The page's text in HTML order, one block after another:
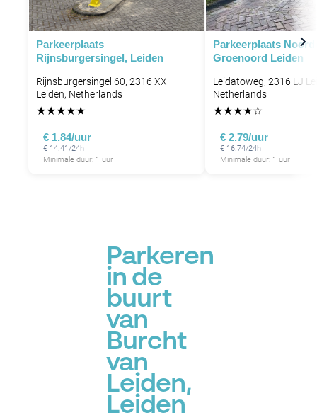
Parkeerplaats
Rijnsburgersingel, Leiden
Rijnsburgersingel 60, 2316 XX
Leiden, Netherlands
★★★★★
€ 1.84/uur
€ 14.41/24h
Minimale duur: 1 uur
Parkeerplaats
Groenoord Leiden
Leidatoweg, 2316 LJ
Netherlands
★★★★☆
€ 2.79/uur
€ 16.74/24h
Minimale duur: 1 uur
Parkeren
in de
buurt
van
Burcht
van
Leiden,
Leiden